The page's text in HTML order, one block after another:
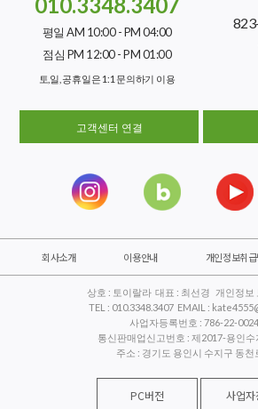
평일 AM 10:00 - PM 04:00
점심 PM 12:00 - PM 01:00
토,일, 공휴일은 1:1 문의하기 이용
고객센터 연결
회사소개 이용안내 개인정보취
상호 : 토이랄라 대표 : 최선경 개인정보
TEL : 010.3348.3407 EMAIL :
사업자등록번호 : 786-22-
통신판매업신고번호 : 제2017-용인수
주소 : 경기도 용인시 수지구 동천
PC버전 사업자